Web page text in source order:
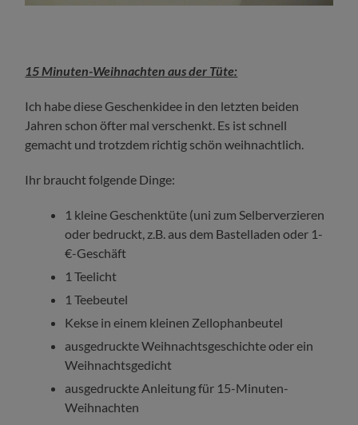
15 Minuten-Weihnachten aus der Tüte:
Ich habe diese Geschenkidee in den letzten beiden
Jahren schon öfter mal verschenkt. Es ist schnell
gemacht und trotzdem richtig schön weihnachtlich.
Ihr braucht folgende Dinge:
1 kleine Geschenktüte (uni zum Selberverzieren
oder bedruckt, z.B. aus dem Bastelladen oder 1-
€-Geschäft
1 Teelicht
1 Teebeutel
Kekse in einem kleinen Zellophanbeutel
ausgedruckte Weihnachtsgeschichte oder ein
Weihnachtsgedicht
ausgedruckte Anleitung für 15-Minuten-
Weihnachten